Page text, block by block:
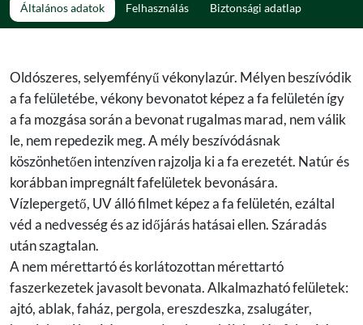
Általános adatok Felhasználás Biztonsági adatlap
Oldószeres, selyemfényű vékonylazúr. Mélyen beszívódik
a fa felületébe, vékony bevonatot képez a fa felületén így
a fa mozgása során a bevonat rugalmas marad, nem válik
le, nem repedezik meg. A mély beszívódásnak
köszönhetően intenzíven rajzolja ki a fa erezetét. Natúr és
korábban impregnált fafelületek bevonására.
Vízlepergető, UV álló filmet képez a fa felületén, ezáltal
véd a nedvesség és az időjárás hatásai ellen. Száradás
után szagtalan.
A nem mérettartó és korlátozottan mérettartó
faszerkezetek javasolt bevonata. Alkalmazható felületek:
ajtó, ablak, faház, pergola, ereszdeszka, zsalugáter,